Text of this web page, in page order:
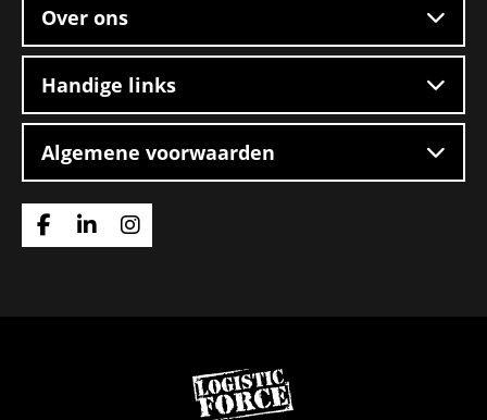
Over ons
Handige links
Algemene voorwaarden
Ga
Ga
Ga
Ga
naar